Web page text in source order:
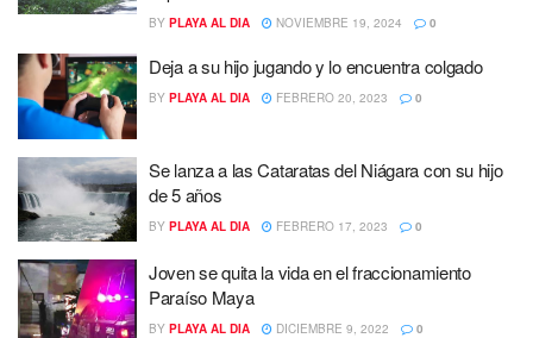
BY PLAYA AL DIA NOVIEMBRE 19, 2024 0
Deja a su hijo jugando y lo encuentra colgado
BY PLAYA AL DIA FEBRERO 20, 2023 0
Se lanza a las Cataratas del Niágara con su hijo
de 5 años
BY PLAYA AL DIA FEBRERO 17, 2023 0
Joven se quita la vida en el fraccionamiento
Paraíso Maya
BY PLAYA AL DIA DICIEMBRE 9, 2022 0